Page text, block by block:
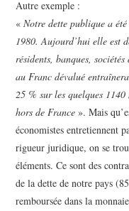
Autre exemple :
«Notre dette publique a
1980. Aujourd’hui elle est
résidents, banques,
au Franc dévalué
25 % sur les quelques
hors de France ». Mais
économistes entretiennent
rigueur juridique, on se
éléments. Ce sont des
de la dette de notre pays
remboursée dans la